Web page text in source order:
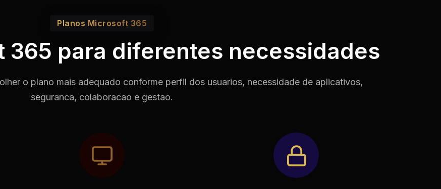
Planos Microsoft 365
365 para diferentes necessidades
o plano mais adequado conforme perfil dos usuarios, necessidade de aplicativos,
seguranca, colaboracao e gestao.